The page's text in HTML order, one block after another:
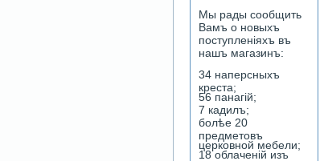
Мы рады сообщить
Вамъ о новыхъ
поступленiяхъ въ
нашъ магазинъ:
34 наперсныхъ
креста;
56 панагiй;
7 кадилъ;
болѣе 20
предметовъ
церковной мебели;
18 облаченiй изъ